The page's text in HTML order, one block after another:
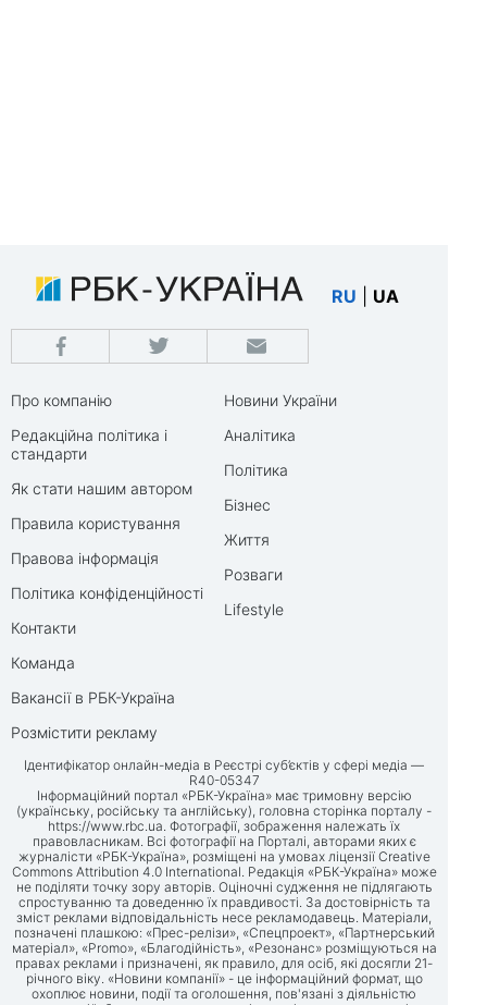
RU UA
Про компанію
Редакційна політика і
стандарти
Як стати нашим автором
Правила користування
Правова інформація
Політика конфіденційності
Контакти
Команда
Вакансії в РБК-Україна
Розмістити рекламу
Новини України
Аналітика
Політика
Бізнес
Життя
Розваги
Lifestyle
Ідентифікатор онлайн-медіа в Реєстрі суб’єктів у сфері медіа —
R40-05347
Інформаційний портал «РБК-Україна» має тримовну версію
(українську, російську та англійську), головна сторінка порталу -
https://www.rbc.ua. Фотографії, зображення належать їх
правовласникам. Всі фотографії на Порталі, авторами яких є
журналісти «РБК-Україна», розміщені на умовах ліцензії Creative
Commons Attribution 4.0 International. Редакція «РБК-Україна» може
не поділяти точку зору авторів. Оціночні судження не підлягають
спростуванню та доведенню їх правдивості. За достовірність та
зміст реклами відповідальність несе рекламодавець. Матеріали,
позначені плашкою: «Прес-релізи», «Спецпроект», «Партнерський
матеріал», «Promo», «Благодійність», «Резонанс» розміщуються на
правах реклами і призначені, як правило, для осіб, які досягли 21-
річного віку. «Новини компанії» - це інформаційний формат, що
охоплює новини, події та оголошення, пов'язані з діяльністю